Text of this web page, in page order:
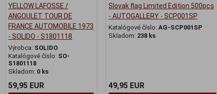
YELLOW LAFOSSE /
ANGOULET TOUR DE
FRANCE AUTOMOBILE 1973
- SOLIDO - S1801118
Výrobca: SOLIDO
Katalógové číslo: SO-
S1801118
Skladom: 0 ks
59,95 EUR
Slovak flag Limited Edition 500pcs
- AUTOGALLERY - SCP001SP
Katalógové číslo: AG-SCP001SP
Skladom: 238 ks
49,95 EUR